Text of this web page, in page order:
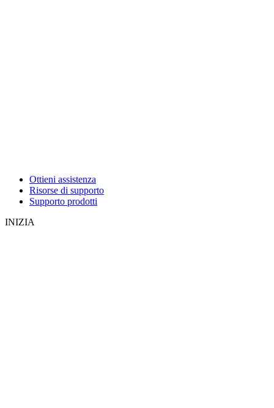
Ottieni assistenza
Risorse di supporto
Supporto prodotti
INIZIA